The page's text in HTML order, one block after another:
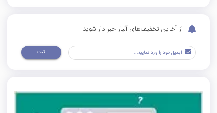
از آخرین تخفیف‌های آلیار خبر دار شوید
ثبت